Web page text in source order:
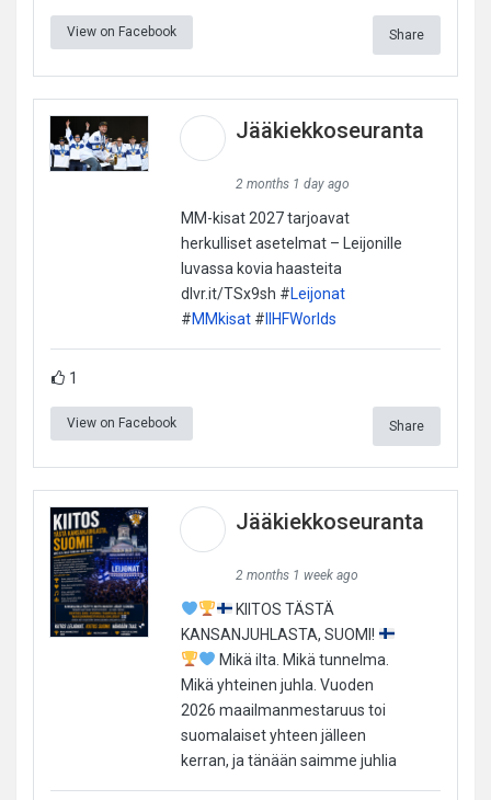
View on Facebook Share
Jääkiekkoseuranta
2 months 1 day ago
MM-kisat 2027 tarjoavat
herkulliset asetelmat – Leijonille
luvassa kovia haasteita
dlvr.it/TSx9sh #Leijonat
#MMkisat# IIHFWorlds
1
View on Facebook Share
Jääkiekkoseuranta
2 months 1 week ago
KIITOS TÄSTÄ
KANSANJUHLASTA, SUOMI!
Mikä ilta. Mikä tunnelma.
Mikä yhteinen juhla. Vuoden
2026 maailmanmestaruus toi
suomalaiset yhteen jälleen
kerran, ja tänään saimme juhlia